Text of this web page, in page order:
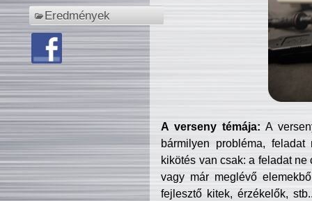
Eredmények
A verseny témája: A
bármilyen probléma, feladat
kikötés van csak: a feladat
vagy már meglévő
fejlesztő kitek, érzékelők,